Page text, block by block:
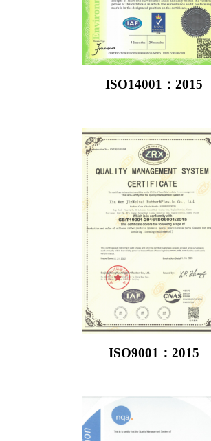
ISO14001：2015
ISO9001：2015